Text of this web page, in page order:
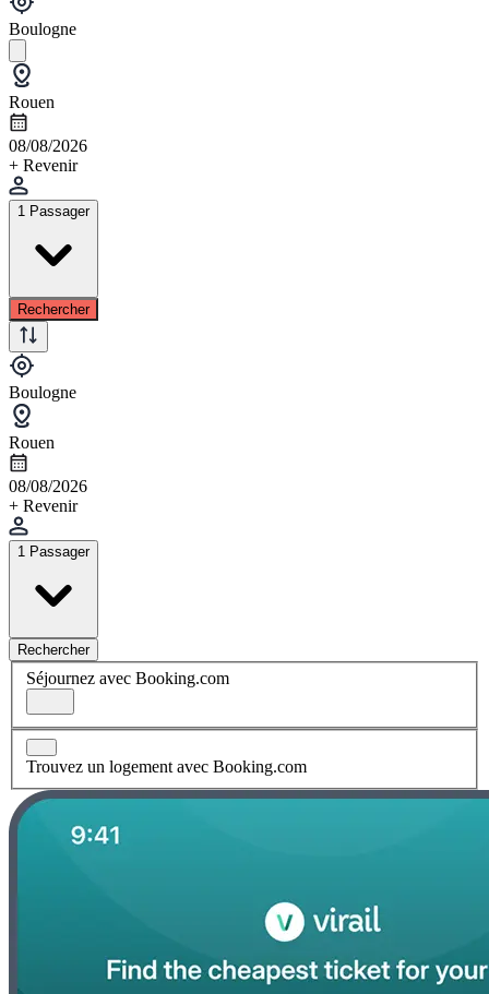
Boulogne
Rouen
08/08/2026
+ Revenir
1 Passager
Rechercher
Boulogne
Rouen
08/08/2026
+ Revenir
1 Passager
Rechercher
Séjournez avec Booking.com
Trouvez un logement avec Booking.com